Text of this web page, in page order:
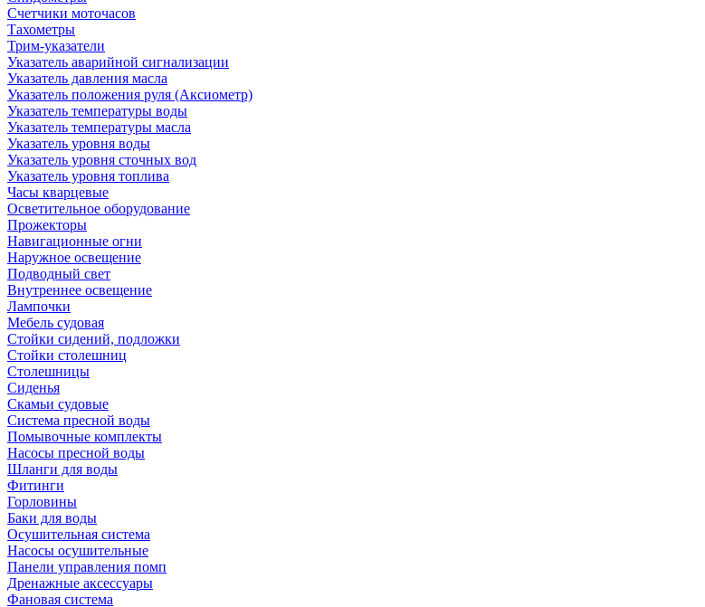
Счетчики моточасов
Тахометры
Трим-указатели
Указатель аварийной сигнализации
Указатель давления масла
Указатель положения руля (Аксиометр)
Указатель температуры воды
Указатель температуры масла
Указатель уровня воды
Указатель уровня сточных вод
Указатель уровня топлива
Часы кварцевые
Осветительное оборудование
Прожекторы
Навигационные огни
Наружное освещение
Подводный свет
Внутреннее освещение
Лампочки
Мебель судовая
Стойки сидений, подложки
Стойки столешниц
Столешницы
Сиденья
Скамьи судовые
Система пресной воды
Помывочные комплекты
Насосы пресной воды
Шланги для воды
Фитинги
Горловины
Баки для воды
Осушительная система
Насосы осушительные
Панели управления помп
Дренажные аксессуары
Фановая система